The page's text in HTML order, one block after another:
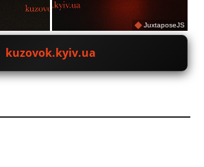
JuxtaposeJS
kuzovok.kyiv.ua